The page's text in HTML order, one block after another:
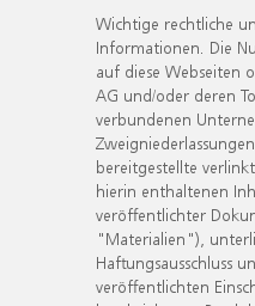
Wichtige rechtliche
Informationen. Die
auf diese Webseiten
AG und/oder deren
verbundenen
bereitgestellte
hierin enthaltenen
veröffentlichter
"Materialien"),
Haftungsausschluss
veröffentlichten